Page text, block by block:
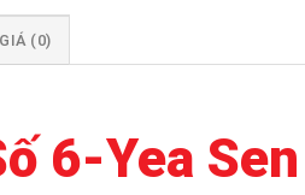
(0)
6-Yea